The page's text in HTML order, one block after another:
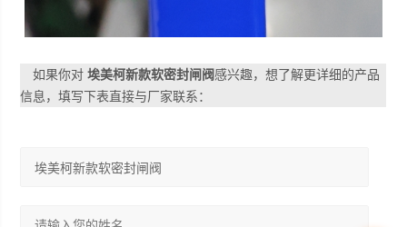
如果你对埃美柯新款软密封闸阀感兴趣，想了解更详细的产品
信息，填写下表直接与厂家联系：